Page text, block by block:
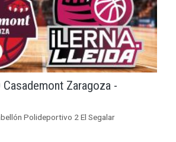
Zaragoza -
Polideportivo 2 El Segalar